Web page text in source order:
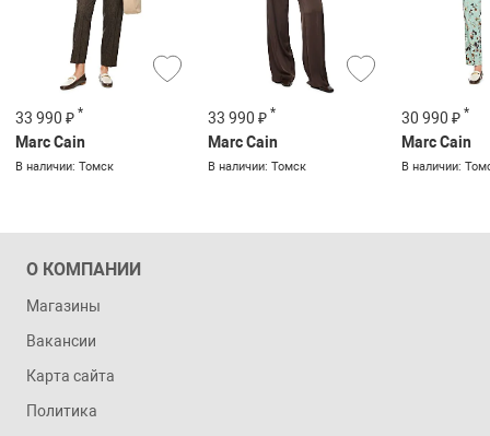
33 990 ₽ *
Marc Cain
В наличии: Томск
33 990 ₽ *
Marc Cain
В наличии: Томск
30 990 ₽ *
Marc Cain
В наличии:
О КОМПАНИИ
Магазины
Вакансии
Карта сайта
Политика